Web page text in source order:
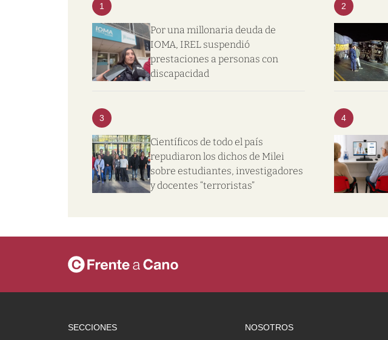
1
Por una millonaria deuda de
IOMA, IREL suspendió
prestaciones a personas con
discapacidad
2
3
Científicos de todo el país
repudiaron los dichos de Milei
sobre estudiantes, investigadores
y docentes “terroristas”
4
SECCIONES NOSOTROS